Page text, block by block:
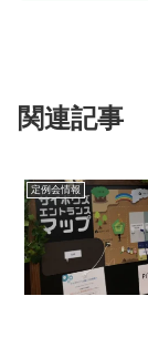
関連記事
定例会情報